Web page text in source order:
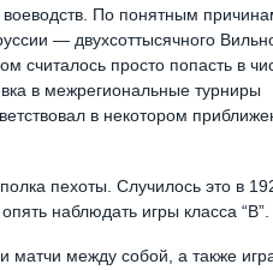
По понятным
— двухсоттысячного
считалось просто попасть в
в межрегиональные турниры
в некотором
пехоты. Случилось это в
наблюдать игры класса “В”.
матчи между собой, а также